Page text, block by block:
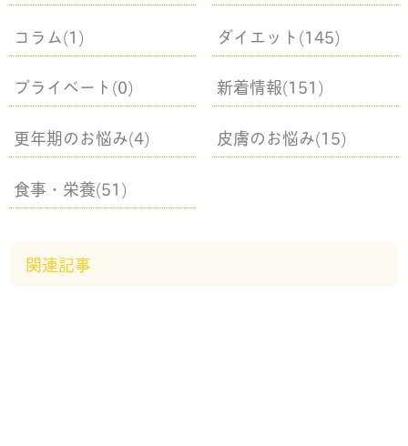
コラム(1)
ダイエット(145)
プライベート(0)
新着情報(151)
更年期のお悩み(4)
皮膚のお悩み(15)
食事・栄養(51)
関連記事